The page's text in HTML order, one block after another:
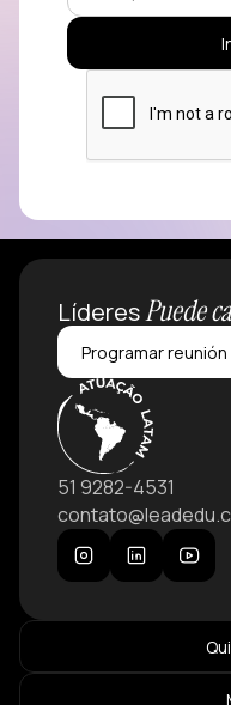
LíderesPuede
Programar reunión
51 9282-4531